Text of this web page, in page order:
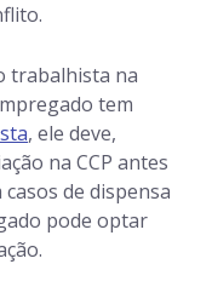
trabalhista na
tem
, ele deve,
na CCP antes
de dispensa
pode optar